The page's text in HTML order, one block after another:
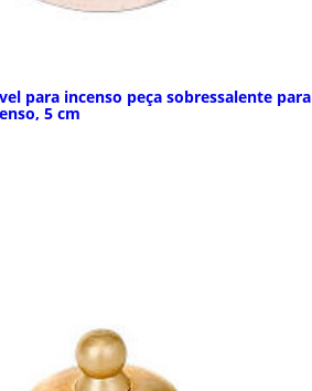
para incenso peça sobressalente para
5 cm